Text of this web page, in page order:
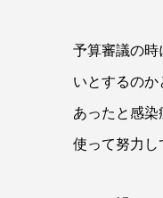
予算審議の時
いとするの
あったと感
使って努力し